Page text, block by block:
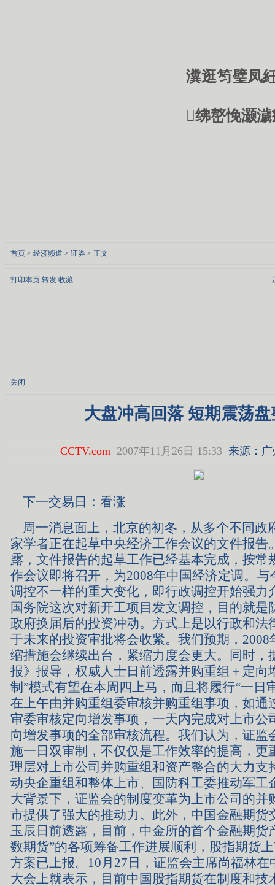
瀵逛笉璧凤
绋嶅悗灏
首页 > 经济频道 > 证券 > 正文
打印本页 转发 收藏
关闭
大盘冲高回落 短期震荡盘
CCTV.com 2007年11月26日 15:33 来源：
下一交易日：看涨
周一消息面上，北京的初冬，从多个不同政
家学者正在起草中央经济工作会议的文件报告
露，文件报告的起草工作已经基本完成，按常
作会议即将召开，为2008年中国经济定调。与
调控不一样的重大变化，即行政调控开始强力
国务院这次对新开工项目发文调控，目的就是
政府换届后的投资冲动。方式上是以行政和法
于未来的投资审批将会收紧。我们预期，2008
缩措施会继续出台，紧缩力度会更大。同时，
报》报导，权威人士日前透露并购重组＋定向
制”模式有望在本周四上马，而且将履行“一日
在上午由并购重组委审核并购重组事项，如通
审委审核定向增发事项，一天内完成对上市公
向增发事项的全部审核流程。我们认为，证监
施一日双审制，不仅仅是工作效率的提高，更
理层对上市公司并购重组和资产整合的大力支
动央企重组和整体上市、国防科工委推动军工
大背景下，证监会的制度变革为上市公司的并
市提供了强大的推动力。此外，中国金融期货
玉辰日前透露，目前，中金所的首个金融期货
数期货”的各项筹备工作进展顺利，股指期货
方案已上报。10月27日，证监会主席尚福林在
大会上就表示，目前中国股指期货在制度和技